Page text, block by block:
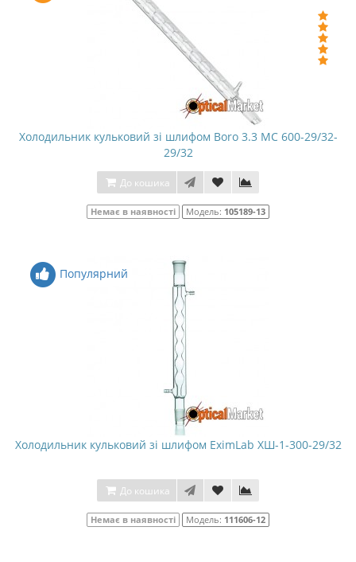
Холодильник кульковий зі шлифом Boro 3.3 МС 600-29/32-
29/32
До кошика
Немає в наявності Модель: 105189-13
Популярний
Холодильник кульковий зі шлифом EximLab ХШ-1-300-29/32
До кошика
Немає в наявності Модель: 111606-12